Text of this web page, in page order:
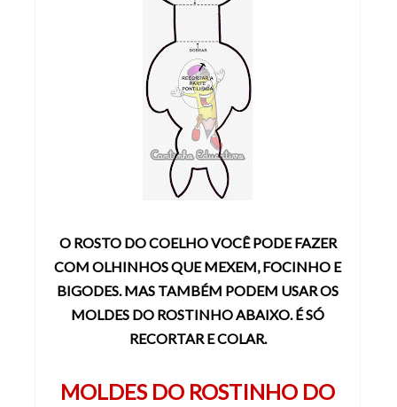
O ROSTO DO COELHO VOCÊ PODE FAZER
COM OLHINHOS QUE MEXEM, FOCINHO E
BIGODES.MAS TAMBÉM PODEM USAR OS
MOLDES DO ROSTINHO ABAIXO. É SÓ
RECORTAR E COLAR.
MOLDES DO ROSTINHO DO